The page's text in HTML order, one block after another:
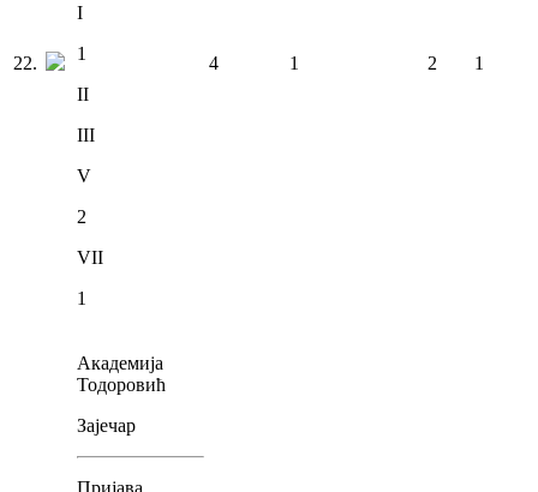
22.
I
1
II
III
V
2
VII
1
4 1 2 1
Академија
Тодоровић
Зајечар
Пријава